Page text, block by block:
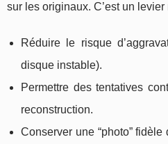
sur les originaux. C’est un
Réduire le risque
disque instable).
Permettre des tentatives
reconstruction.
Conserver une “photo”